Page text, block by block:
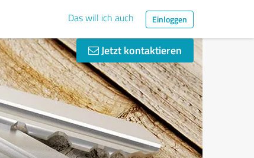
Das will ich auch Einloggen
Jetzt kontaktieren